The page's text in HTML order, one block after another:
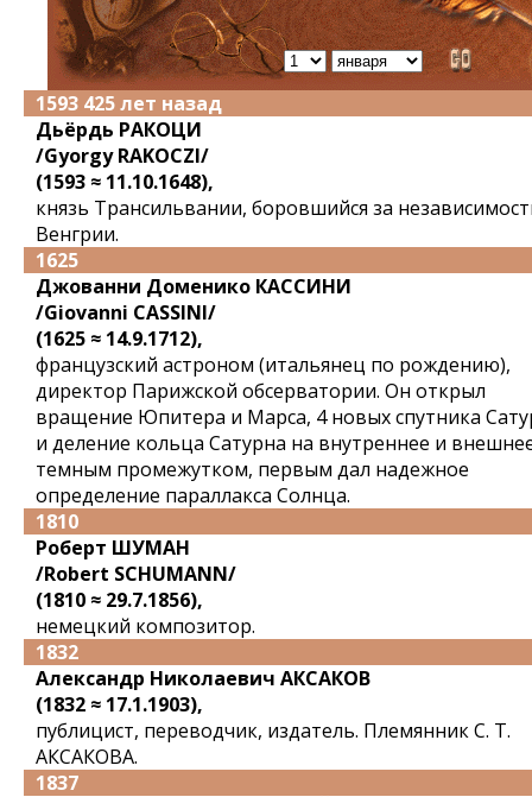
1593 425 лет назад
Дьёрдь РАКОЦИ
/Gyorgy RAKOCZI/
(1593 ≈ 11.10.1648),
князь Трансильвании, боровшийся за
Венгрии.
1625
Джованни Доменико КАССИНИ
/Giovanni CASSINI/
(1625 ≈ 14.9.1712),
французский астроном (итальянец по рождению),
директор Парижской обсерватории. Он открыл
вращение Юпитера и Марса, 4 новых спутника
и деление кольца Сатурна на внутреннее и
темным промежутком, первым дал надежное
определение параллакса Солнца.
1810
Роберт ШУМАН
/Robert SCHUMANN/
(1810 ≈ 29.7.1856),
немецкий композитор.
1832
Александр Николаевич АКСАКОВ
(1832 ≈ 17.1.1903),
публицист, переводчик, издатель. Племянник С. Т.
АКСАКОВА.
1837